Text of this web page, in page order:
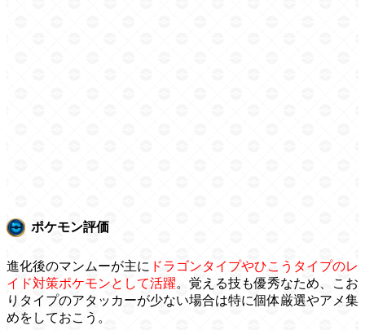
ポケモン評価
進化後のマンムーが主に ドラゴンタイプやひこうタイプのレ
イド対策ポケモンとして活躍。覚える技も優秀なため、こお
りタイプのアタッカーが少ない場合は特に個体厳選やアメ集
めをしておこう。